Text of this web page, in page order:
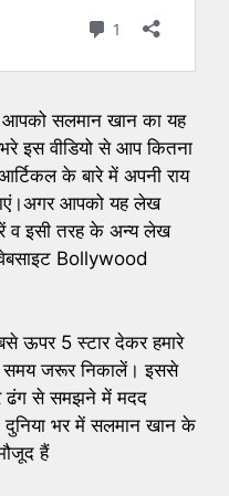
सलमान खान का यह
इस वीडियो से आप कितना
के बारे में अपनी राय
आपको यह लेख
व इसी तरह के अन्य लेख
Bollywood
ऊपर 5 स्टार देकर हमारे
समय जरूर निकालें। इससे
ढंग से समझने में मदद
भर में सलमान खान के
हैं